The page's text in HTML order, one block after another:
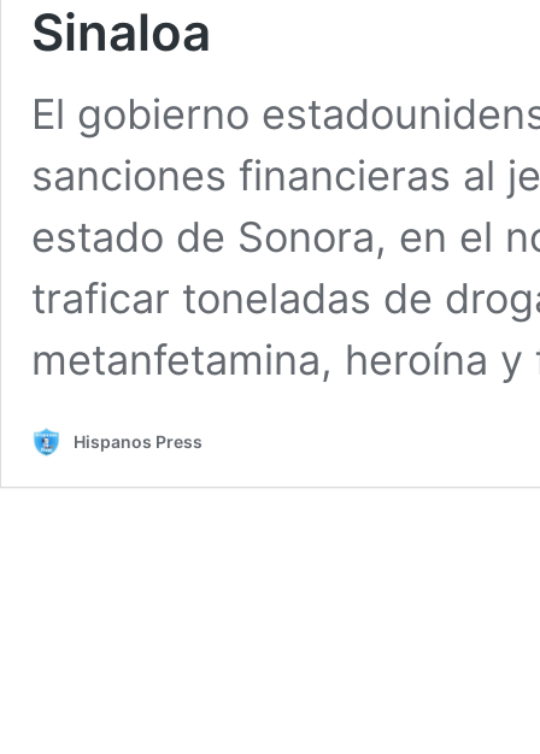
Sinaloa
El gobierno
sanciones financieras al
estado de Sonora, en el
traficar toneladas de
metanfetamina, heroína y
Hispanos Press